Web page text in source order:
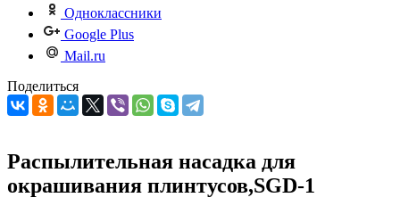
Одноклассники
Google Plus
Mail.ru
Поделиться
Распылительная насадка для
окрашивания плинтусов,SGD-1